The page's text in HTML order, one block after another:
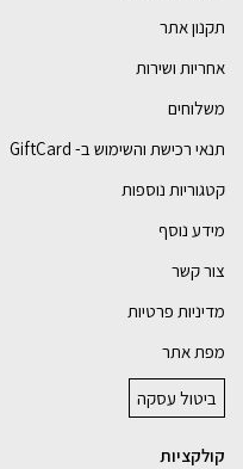
תקנון אתר
אחריות ושירות
משלוחים
תנאי רכישת והשימוש ב- GiftCard
קטגוריות נוספות
מידע נוסף
צור קשר
מדיניות פרטיות
מפת אתר
ביטול עסקה
קולקציות